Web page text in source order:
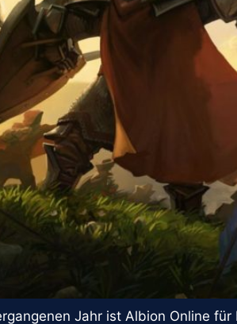
Jahr ist Albion Online